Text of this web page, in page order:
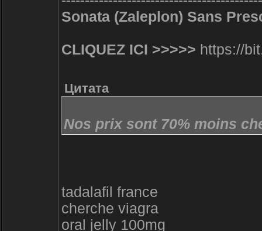
Sonata (Zaleplon) Sans
CLIQUEZ ICI >>>>> https://
Цитата
Nos prix sont 70% moins
tadalafil france
cherche viagra
oral jelly 100mg